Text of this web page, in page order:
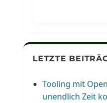
LETZTE
Tooling mit
unendlich Zeit